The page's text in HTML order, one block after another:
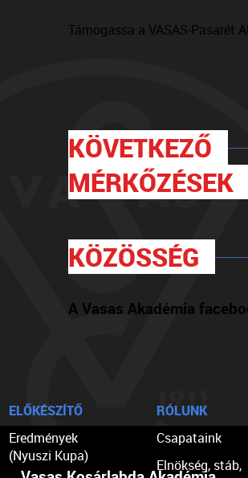
Támogassa a VASAS-Pasarét
KÖVETKEZŐ
MÉRKŐZÉSEK
KÖZÖSSÉG
A Vasas Akadémia
ELŐKÉSZÍTŐ
Eredmények
(Nyuszi Kupa)
RÓLUNK
Csapataink
Elnökség, stáb,